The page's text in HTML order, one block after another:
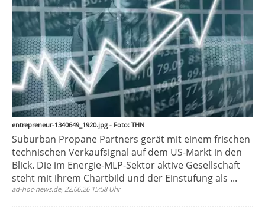
entrepreneur-1340649_1920.jpg - Foto: THN
Suburban Propane Partners gerät mit einem frischen
technischen Verkaufsignal auf dem US-Markt in den
Blick. Die im Energie-MLP-Sektor aktive Gesellschaft
steht mit ihrem Chartbild und der Einstufung als ...
ad-hoc-news.de, 22.06.26 15:58 Uhr